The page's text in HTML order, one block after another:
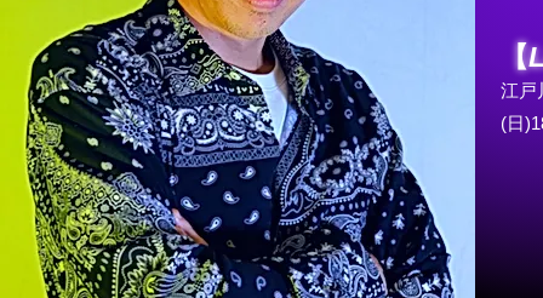
【
江
(日